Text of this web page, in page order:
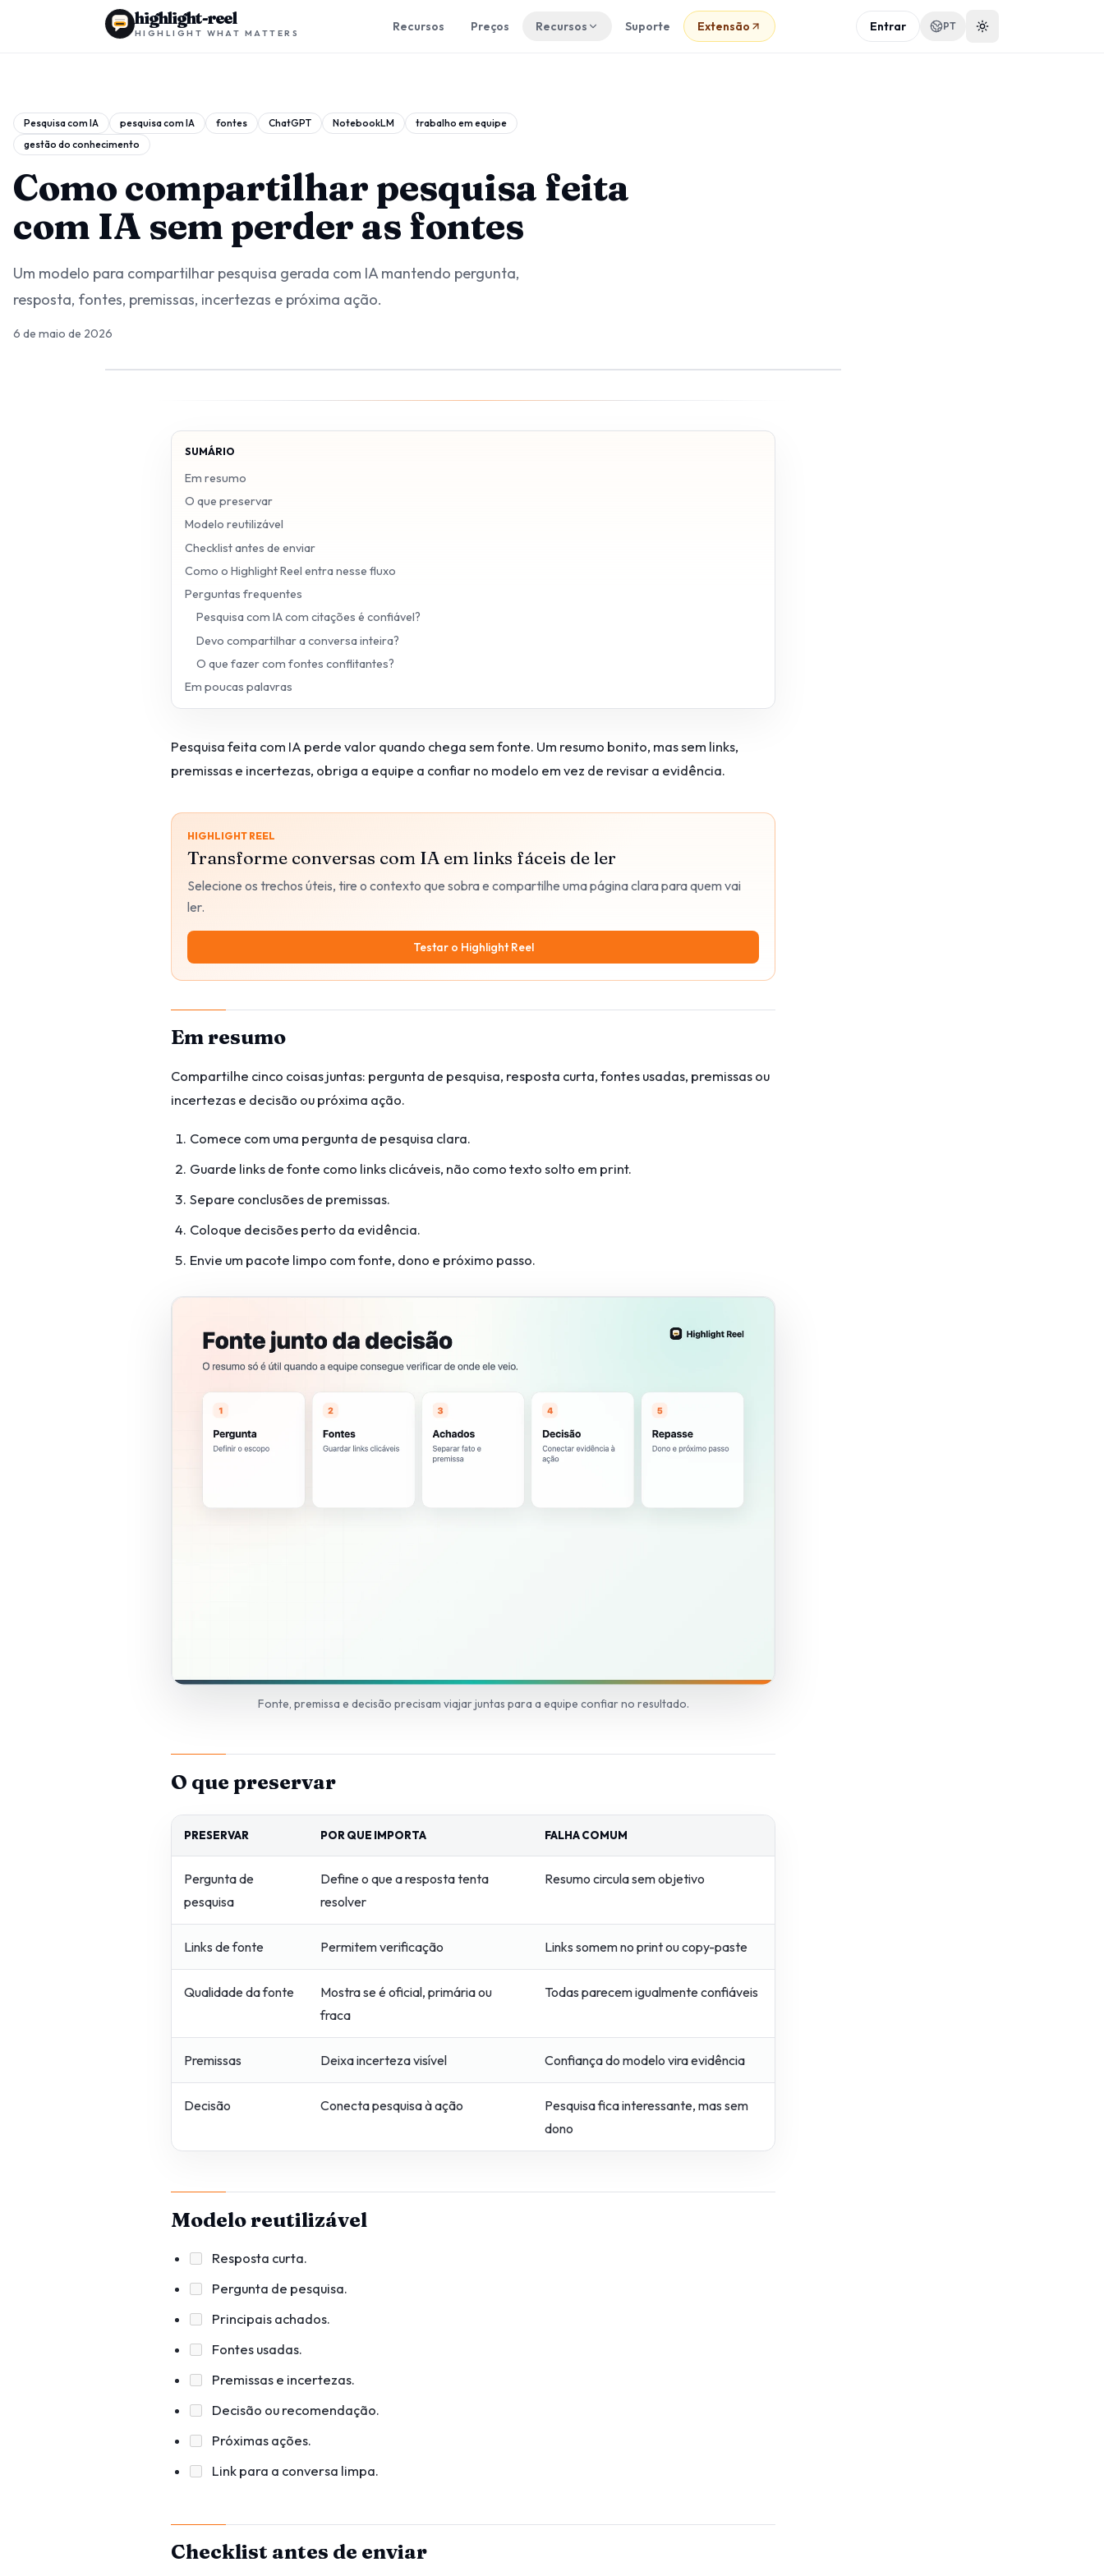
highlight-reel
HIGHLIGHT WHAT MATTERS Recursos Preços Recursos Suporte Extensão Entrar PT
Pesquisa com IA pesquisa com IA fontes ChatGPT NotebookLM
trabalho em equipe
gestão do conhecimento
Como compartilhar pesquisa feita
com IA sem perder as fontes
Um modelo para compartilhar pesquisa gerada com IA mantendo pergunta,
resposta, fontes, premissas, incertezas e próxima ação.
6 de maio de 2026
SUMÁRIO
Em resumo
O que preservar
Modelo reutilizável
Checklist antes de enviar
Como o Highlight Reel entra nesse fluxo
Perguntas frequentes
Pesquisa com IA com citações é confiável?
Devo compartilhar a conversa inteira?
O que fazer com fontes conflitantes?
Em poucas palavras
Pesquisa feita com IA perde valor quando chega sem fonte. Um resumo bonito, mas sem links,
premissas e incertezas, obriga a equipe a confiar no modelo em vez de revisar a evidência.
HIGHLIGHT REEL
Transforme conversas com IA em links fáceis de ler
Selecione os trechos úteis, tire o contexto que sobra e compartilhe uma página clara para quem vai
ler.
Testar o Highlight Reel
Em resumo
Compartilhe cinco coisas juntas: pergunta de pesquisa, resposta curta, fontes usadas, premissas ou
incertezas e decisão ou próxima ação.
Comece com uma pergunta de pesquisa clara.
Guarde links de fonte como links clicáveis, não como texto solto em print.
Separe conclusões de premissas.
Coloque decisões perto da evidência.
Envie um pacote limpo com fonte, dono e próximo passo.
Fonte, premissa e decisão precisam viajar juntas para a equipe confiar no resultado.
O que preservar
PRESERVAR POR QUE IMPORTA FALHA COMUM
Pergunta de
pesquisa
Define o que a resposta tenta
resolver
Resumo circula sem objetivo
Links de fonte Permitem verificação Links somem no print ou copy-paste
Qualidade da fonte
Mostra se é oficial, primária ou
fraca
Todas parecem igualmente confiáveis
Premissas Deixa incerteza visível Confiança do modelo vira evidência
Decisão Conecta pesquisa à ação
Pesquisa fica interessante, mas sem
dono
Modelo reutilizável
Resposta curta.
Pergunta de pesquisa.
Principais achados.
Fontes usadas.
Premissas e incertezas.
Decisão ou recomendação.
Próximas ações.
Link para a conversa limpa.
Checklist antes de enviar